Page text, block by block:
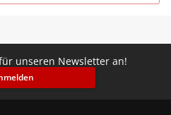
unseren Newsletter an!